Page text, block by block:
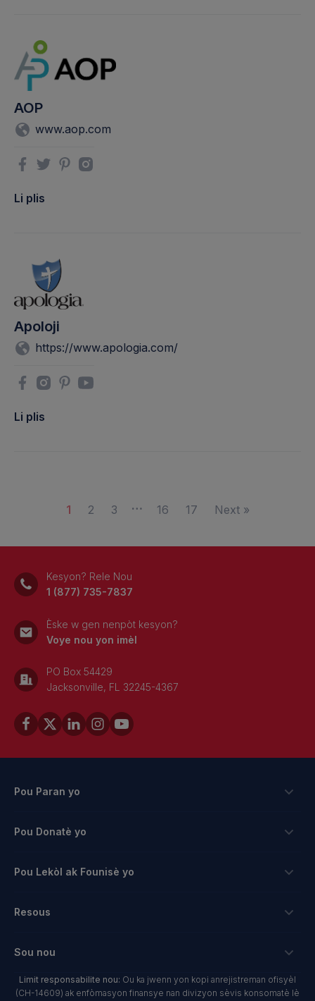
AOP
www.aop.com
Li plis
Apoloji
https://www.apologia.com/
Li plis
1 2 3 … 16 17 Next »
Kesyon? Rele Nou
1 (877) 735-7837
Èske w gen nenpòt kesyon?
Voye nou yon imèl
PO Box 54429
Jacksonville, FL 32245-4367
Pou Paran yo
Bousdetid
Bousdetid Lekòl Prive
Bousdetid Abilite Inik
New Worlds
Pou Donatè yo
Fason pou bay
bay nan espas travay
donatè yo avize fon yo
Pou Lekòl ak Founisè yo
Koneksyon
Lekòl Prive
Resous
Rechèch & Rapò
NextSteps Blog
Sou nou
A pwopo de nou
Limit responsabilite nou: Ou ka jwenn yon kopi anrejistreman ofisyèl
(CH-14609) ak enfòmasyon finansye nan divizyon sèvis konsomatè lè